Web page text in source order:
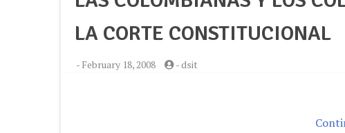
LA CORTE CONSTITUCIONAL
- February 18, 2008 -dsit